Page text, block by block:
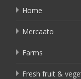
Home
Mercaato
Farms
Fresh fruit &